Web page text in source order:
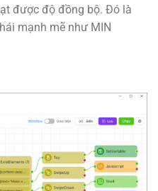
được độ đồng bộ. Đó là
mạnh mẽ như MIN